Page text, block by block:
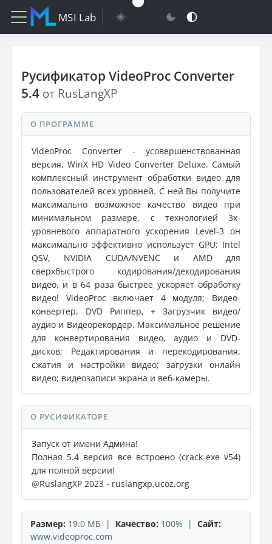
MSI Lab
Русификатор VideoProc Converter
5.4 от RusLangXP
О ПРОГРАММЕ
VideoProc Converter - усовершенствованная
версия, WinX HD Video Converter Deluxe. Самый
комплексный инструмент обработки видео для
пользователей всех уровней. С ней Вы получите
максимально возможное качество видео при
минимальном размере, с технологией 3x-
уровневого аппаратного ускорения Level-3 он
максимально эффективно использует GPU; Intel
QSV, NVIDIA CUDA/NVENC и AMD для
сверхбыстрого кодирования/декодирования
видео, и в 64 раза быстрее ускоряет обработку
видео! VideoProc включает 4 модуля; Видео-
конвертер, DVD Риппер, + Загрузчик видео/
аудио и Видеорекордер. Максимальное решение
для конвертирования видео, аудио и DVD-
дисков; Редактирования и перекодирования,
сжатия и настройки видео; загрузки онлайн
видео; видеозаписи экрана и веб-камеры.
О РУСИФИКАТОРЕ
Запуск от имени Админа!
Полная 5.4 версия все встроено (crack-exe v54)
для полной версии!
@RuslangXP 2023 - ruslangxp.ucoz.org
Размер: 19.0 МБ | Качество: 100% | Сайт:
www.videoproc.com